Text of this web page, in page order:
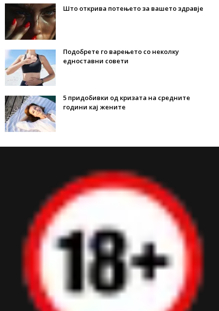
Што открива потењето за вашето здравје
Подобрете го варењето со неколку
едноставни совети
5 придобивки од кризата на средните
години кај жените